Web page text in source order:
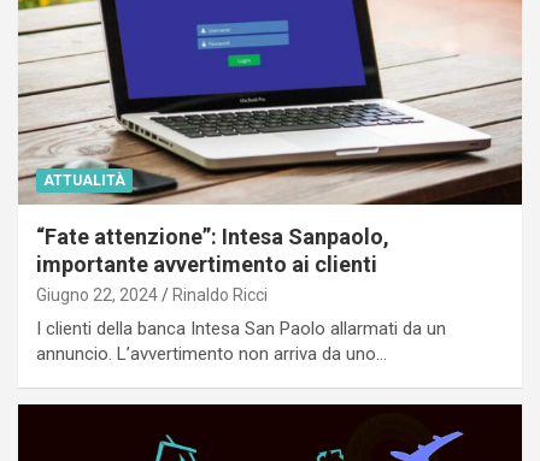
ATTUALITÀ
“Fate attenzione”: Intesa Sanpaolo,
importante avvertimento ai clienti
Giugno 22, 2024 Rinaldo Ricci
I clienti della banca Intesa San Paolo allarmati da un
annuncio. L’avvertimento non arriva da uno…